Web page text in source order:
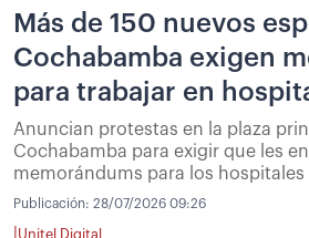
Más de 150 nuevos
Cochabamba exigen
para trabajar en
Anuncian protestas en la plaza
Cochabamba para exigir que les
memorándums para los
Publicación: 28/07/2026 09:26
Unitel Digital